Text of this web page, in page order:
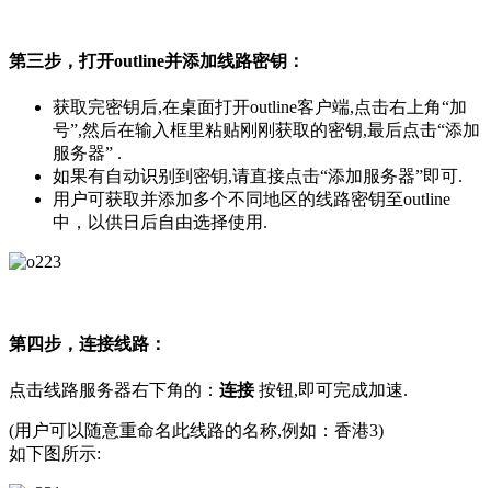
第三步，打开outline并添加线路密钥：
获取完密钥后,在桌面打开outline客户端,点击右上角“加
号”,然后在输入框里粘贴刚刚获取的密钥,最后点击“添加
服务器” .
如果有自动识别到密钥,请直接点击“添加服务器”即可.
用户可获取并添加多个不同地区的线路密钥至outline
中，以供日后自由选择使用.
第四步，连接线路：
点击线路服务器右下角的： 连接按钮,即可完成加速.
(用户可以随意重命名此线路的名称,例如：香港3)
如下图所示: